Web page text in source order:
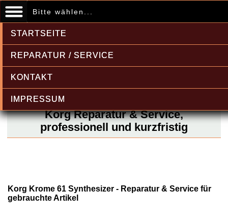
Bitte wählen...
STARTSEITE
REPARATUR / SERVICE
KONTAKT
IMPRESSUM
Korg Reparatur & Service,
professionell und kurzfristig
Korg Krome 61 Synthesizer - Reparatur & Service für
gebrauchte Artikel